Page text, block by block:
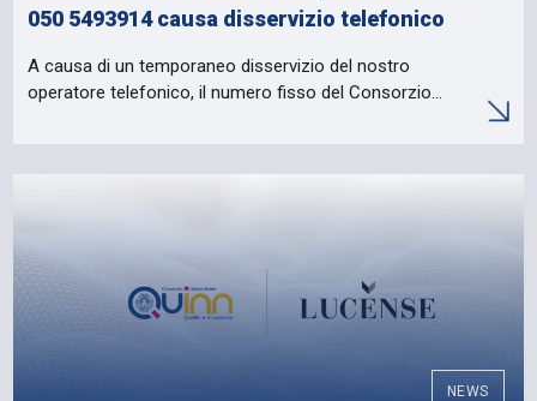
050 5493914 causa disservizio telefonico
A causa di un temporaneo disservizio del nostro
operatore telefonico, il numero fisso del Consorzio…
NEWS